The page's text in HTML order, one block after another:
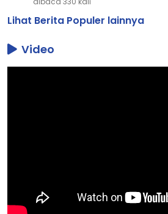
Lihat Berita Populer lainnya
Video